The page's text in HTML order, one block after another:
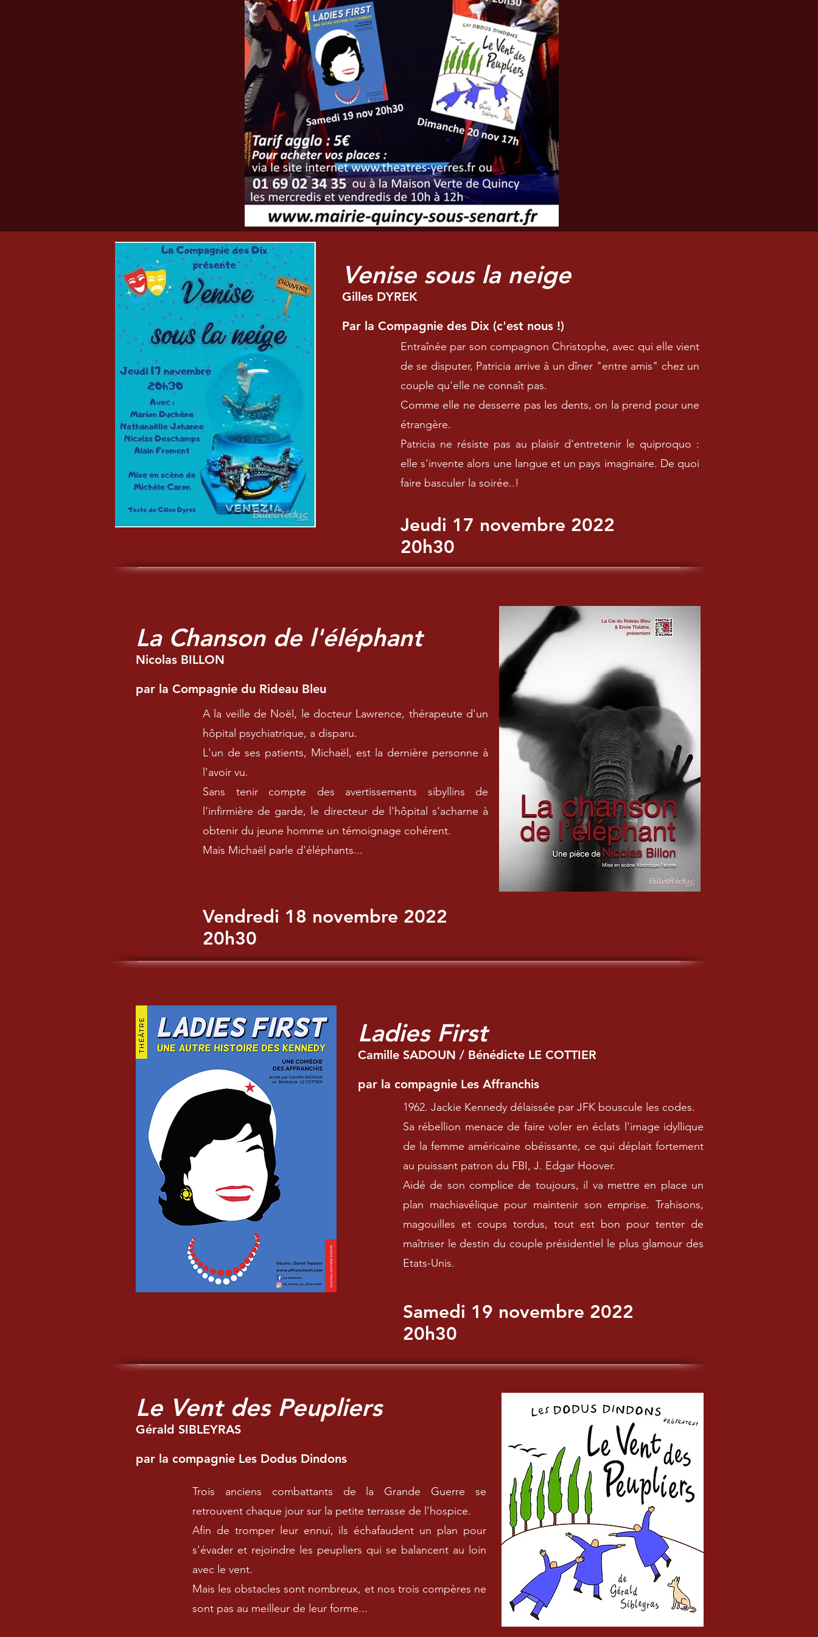
Venise sous la neige
Gilles DYREK
Par la Compagnie des Dix (c'est nous !)
Entraînée par son compagnon Christophe, avec qui elle vient
de se disputer, Patricia arrive à un dîner "entre amis" chez un
couple qu'elle ne connaît pas.
Comme elle ne desserre pas les dents, on la prend pour une
étrangère.
Patricia ne résiste pas au plaisir d'entretenir le quiproquo :
elle s'invente alors une langue et un pays imaginaire. De quoi
faire basculer la soirée..!
Jeudi 17 novembre 2022
20h30
La Chanson de l'éléphant
Nicolas BILLON
par la Compagnie du Rideau Bleu
A la veille de Noël, le docteur Lawrence, thérapeute d'un
hôpital psychiatrique, a disparu.
L'un de ses patients, Michaël, est la dernière personne à
l'avoir vu.
Sans tenir compte des avertissements sibyllins de
l'infirmière de garde, le directeur de l'hôpital s'acharne à
obtenir du jeune homme un témoignage cohérent.
Mais Michaël parle d'éléphants...
Vendredi 18 novembre 2022
20h30
Ladies First
Camille SADOUN / Bénédicte LE COTTIER
par la compagnie Les Affranchis
1962. Jackie Kennedy délaissée par JFK bouscule les codes.
Sa rébellion menace de faire voler en éclats l'image idyllique
de la femme américaine obéissante, ce qui déplait fortement
au puissant patron du FBI, J. Edgar Hoover.
Aidé de son complice de toujours, il va mettre en place un
plan machiavélique pour maintenir son emprise. Trahisons,
magouilles et coups tordus, tout est bon pour tenter de
maîtriser le destin du couple présidentiel le plus glamour des
Etats-Unis.
Samedi 19 novembre 2022
20h30
Le Vent des Peupliers
Gérald SIBLEYRAS
par la compagnie Les Dodus Dindons
Trois anciens combattants de la Grande Guerre se
retrouvent chaque jour sur la petite terrasse de l'hospice.
Afin de tromper leur ennui, ils échafaudent un plan pour
s'évader et rejoindre les peupliers qui se balancent au loin
avec le vent.
Mais les obstacles sont nombreux, et nos trois compères ne
sont pas au meilleur de leur forme...